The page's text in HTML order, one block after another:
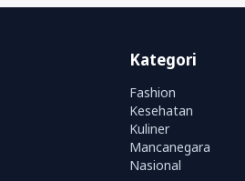
Kategori
Fashion
Kesehatan
Kuliner
Mancanegara
Nasional